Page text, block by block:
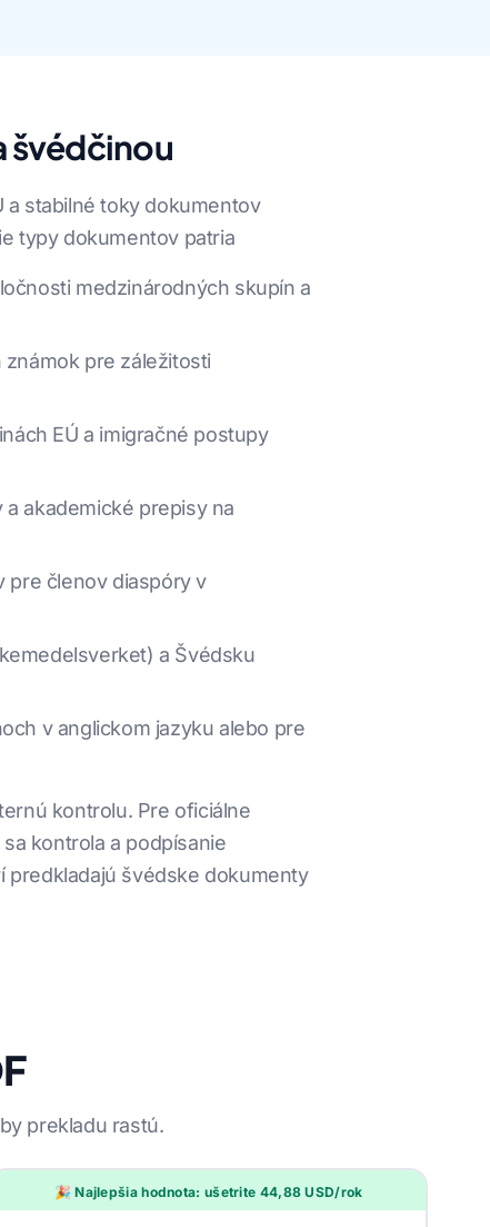
švédčinou
a stabilné toky dokumentov
typy dokumentov patria
medzinárodných skupín a
pre záležitosti
EÚ a imigračné postupy
akademické prepisy na
pre členov diaspóry v
a Švédsku
v anglickom jazyku alebo pre
kontrolu. Pre oficiálne
kontrola a podpísanie
predkladajú švédske dokumenty
prekladu rastú.
🎉 Najlepšia hodnota: ušetrite 44,88 USD/rok